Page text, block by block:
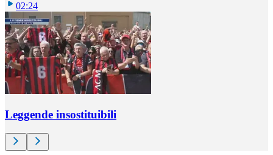
02:24
Leggende insostituibili